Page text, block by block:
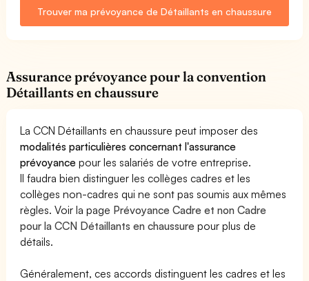
Trouver ma prévoyance de Détaillants en chaussure
Assurance prévoyance pour la convention
Détaillants en chaussure
La CCN Détaillants en chaussure peut imposer des
modalités particulières concernant l'assurance
prévoyance pour les salariés de votre entreprise.
Il faudra bien distinguer les collèges cadres et les
collèges non-cadres qui ne sont pas soumis aux mêmes
règles. Voir la page Prévoyance Cadre et non Cadre
pour la CCN Détaillants en chaussure pour plus de
détails.
Généralement, ces accords distinguent les cadres et les